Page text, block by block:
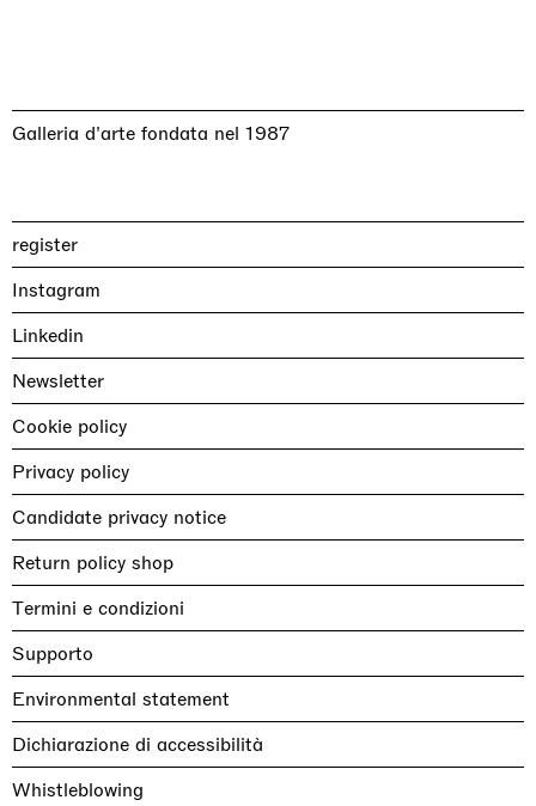
Galleria d'arte fondata nel 1987
register
Instagram
Linkedin
Newsletter
Cookie policy
Privacy policy
Candidate privacy notice
Return policy shop
Termini e condizioni
Supporto
Environmental statement
Dichiarazione di accessibilità
Whistleblowing